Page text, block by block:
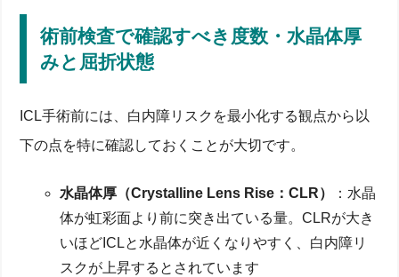
術前検査で確認すべき度数・水晶体厚
みと屈折状態
ICL手術前には、白内障リスクを最小化する観点から以
下の点を特に確認しておくことが大切です。
水晶体厚（Crystalline Lens Rise：CLR）
：水晶
体が虹彩面より前に突き出ている量。CLRが大き
いほどICLと水晶体が近くなりやすく、白内障リ
スクが上昇するとされています